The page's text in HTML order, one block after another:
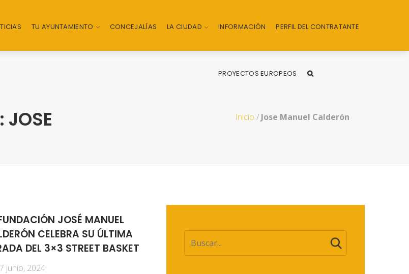
TU AYUNTAMIENTO CONCEJALÍAS LA CIUDAD INFORMACIÓN PERFIL DEL CONTRATANTE
PROYECTOS EUROPEOS
JOSE Inicio / Jose Manuel Calderón
JOSÉ MANUEL
CELEBRA SU ÚLTIMA
DEL 3×3 STREET BASKET
junio, 2024